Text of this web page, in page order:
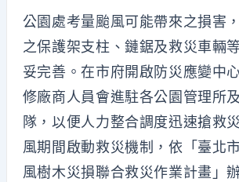
公園處考量颱風可能帶來之損害
之保護架支柱、鏈鋸及救災車輛
妥完善。在市府開啟防災應變中
修廠商人員會進駐各公園管理所
隊，以便人力整合調度迅速搶救
風期間啟動救災機制，依「臺北
風樹木災損聯合救災作業計畫」